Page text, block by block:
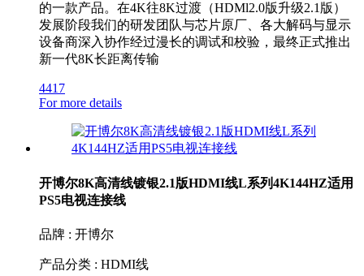
的一款产品。在4K往8K过渡（HDMl2.0版升级2.1版）
发展阶段我们的研发团队与芯片原厂、各大解码与显示
设备商深入协作经过漫长的调试和校验，最终正式推出
新一代8K长距离传输
4417
For more details
开博尔8K高清线镀银2.1版HDMI线L系列4K144HZ适用
PS5电视连接线
品牌 : 开博尔
产品分类 : HDMI线